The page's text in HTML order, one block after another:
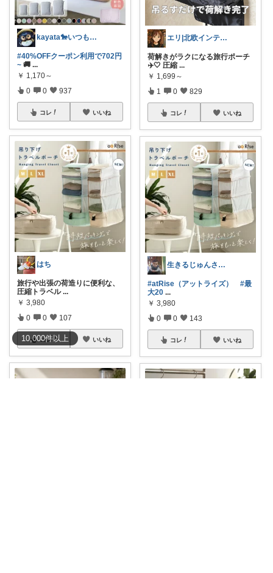
10,000件以上
kayata🐎いつもありがとう😊
#40%OFFクーポン利用で702円
~ 🚚 ...
￥ 1,170～
0 0 937
コレ いいね
はち
旅行や出張の荷造りに便利な、
圧縮トラベル ...
￥ 3,980
0 0 107
コレ いいね
エリ|北欧インテリアと愛用品|朝コレ
荷解きがラクになる旅行ポーチ
✈️🤍 圧縮 ...
￥ 1,699～
1 0 829
コレ いいね
生きるじゅんさん、フォロワー様より買う
#atRise（アットライズ）
#最
大20 ...
￥ 3,980
0 0 143
コレ いいね